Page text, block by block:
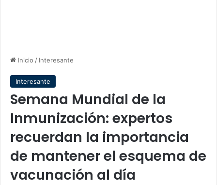
Inicio / Interesante
Interesante
Semana Mundial de la
Inmunización: expertos
recuerdan la importancia
de mantener el esquema de
vacunación al día